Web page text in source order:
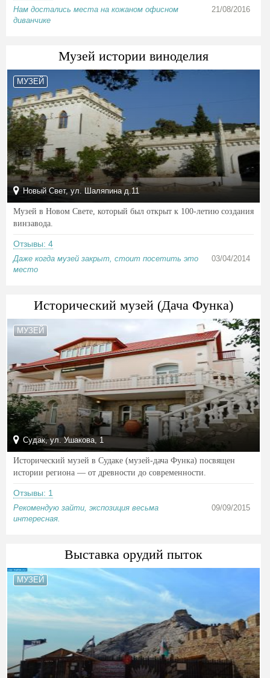
Нам достались места на кожаном офисном
диванчике
21/08/2016
Музей истории виноделия
МУЗЕЙ
Новый Свет, ул. Шаляпина д.11
Музей в Новом Свете, который был открыт к 100-летию создания
винзавода.
Отзывы: 4
Даже когда музей закрыт, стоит посетить это
место
03/04/2014
Исторический музей (Дача Функа)
МУЗЕЙ
Судак, ул. Ушакова, 1
Исторический музей в Судаке (музей-дача Функа) посвящен
истории региона — от древности до современности.
Отзывы: 1
Рекомендую зайти, экспозиция весьма
интересная.
09/09/2015
Выставка орудий пыток
МУЗЕЙ